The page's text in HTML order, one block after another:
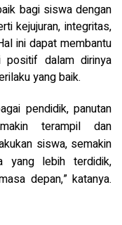
bagi siswa dengan
kejujuran, integritas,
ini dapat membantu
positif dalam dirinya
yang baik.
pendidik, panutan
terampil dan
siswa, semakin
yang lebih terdidik,
depan,” katanya.